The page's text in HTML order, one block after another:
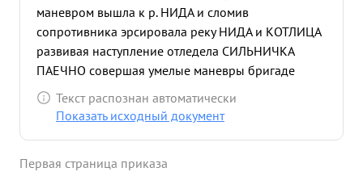
маневром вышла к р. НИДА и сломив
сопротивника эрсировала реку НИДА и КОТЛИЦА
развивая наступление отледела СИЛЬНИЧКА
ПАЕЧНО совершая умелые маневры бригаде
были орсированы реки: ВАРТА ПРОСНА, овладела
ОПАТУВ, 22.1.45г. перед для в наступление и
ОДЕР, Захватила плацдарм на левом берегу р.
Текст распознан автоматически
Показать исходный документ
Первая страница приказа